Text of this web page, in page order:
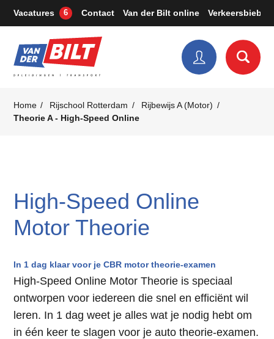
Vacatures 6 Contact Van der Bilt online Verkeersbieb
Home Rijschool Rotterdam
Rijbewijs A (Motor)
Theorie A - High-Speed Online
High-Speed Online
Motor Theorie
In 1 dag klaar voor je CBR motor theorie-examen
High-Speed Online Motor Theorie is speciaal
ontworpen voor iedereen die snel en efficiënt wil
leren. In 1 dag weet je alles wat je nodig hebt om
in één keer te slagen voor je auto theorie-examen.